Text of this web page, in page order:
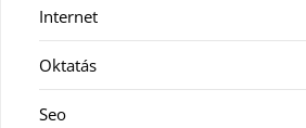
Internet
Oktatás
Seo